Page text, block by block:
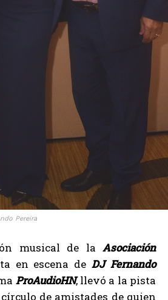
Pereira
musical de la Asociación
en escena deDJ Fernando
ProAudioHN, llevó a la pista
de amistades de quien